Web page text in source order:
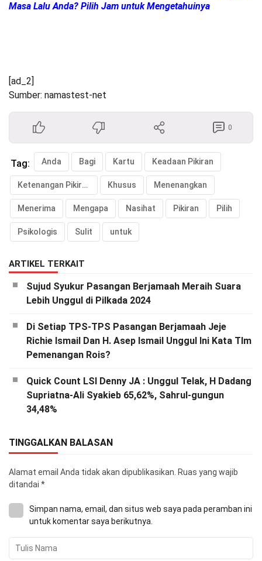
Masa Lalu Anda? Pilih Jam untuk Mengetahuinya
[ad_2]
Sumber: namastest-net
0
Tag: Anda Bagi Kartu Keadaan Pikiran
Ketenangan Pikiran Khusus Menenangkan
Menerima Mengapa Nasihat Pikiran Pilih
Psikologis Sulit untuk
ARTIKEL TERKAIT
Sujud Syukur Pasangan Berjamaah Meraih Suara
Lebih Unggul di Pilkada 2024
Di Setiap TPS-TPS Pasangan Berjamaah Jeje
Richie Ismail Dan H. Asep Ismail Unggul Ini Kata TIm
Pemenangan Rois?
Quick Count LSI Denny JA : Unggul Telak, H Dadang
Supriatna-Ali Syakieb 65,62%, Sahrul-gungun
34,48%
TINGGALKAN BALASAN
Alamat email Anda tidak akan dipublikasikan. Ruas yang wajib
ditandai *
Simpan nama, email, dan situs web saya pada peramban ini
untuk komentar saya berikutnya.